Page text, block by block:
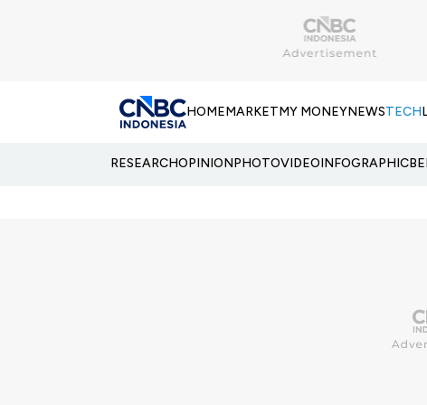
HOMEMARKETMY MONEYNEWSTECH
RESEARCHOPINIONPHOTOVIDEOINFOGRAPHIC